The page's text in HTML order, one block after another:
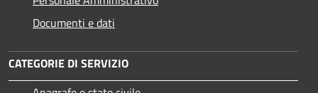
Documenti e dati
CATEGORIE DI SERVIZIO